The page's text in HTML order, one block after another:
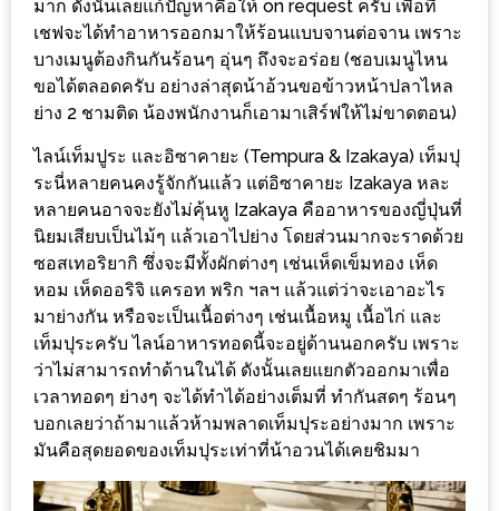
200
บาท
ชี้
อร่อย
ตาม
รอย
น้า
อ้วน
ชวน
หิว
น้า
มาก ดังนั้นเลยแก้ปัญหาคือให้ on request ครับ เพื่อที่
เชฟจะได้ทำอาหารออกมาให้ร้อนแบบจานต่อจาน เพราะ
บางเมนูต้องกินกันร้อนๆ อุ่นๆ ถึงจะอร่อย (ชอบเมนูไหน
ขอได้ตลอดครับ อย่างล่าสุดน้าอ้วนขอข้าวหน้าปลาไหล
ย่าง 2 ชามติด น้องพนักงานก็เอามาเสิร์ฟให้ไม่ขาดตอน)
ไลน์เท็มปูระ และอิซาคายะ (Tempura & Izakaya) เท็มปุ
ระนี่หลายคนคงรู้จักกันแล้ว แต่อิซาคายะ Izakaya หละ
หลายคนอาจจะยังไม่คุ้นหู Izakaya คืออาหารของญี่ปุ่นที่
นิยมเสียบเป็นไม้ๆ แล้วเอาไปย่าง โดยส่วนมากจะราดด้วย
ซอสเทอริยากิ ซึ่งจะมีทั้งผักต่างๆ เช่นเห็ดเข็มทอง เห็ด
หอม เห็ดออริจิ แครอท พริก ฯลฯ แล้วแต่ว่าจะเอาอะไร
มาย่างกัน หรือจะเป็นเนื้อต่างๆ เช่นเนื้อหมู เนื้อไก่ และ
เท็มปุระครับ ไลน์อาหารทอดนี้จะอยู่ด้านนอกครับ เพราะ
ว่าไม่สามารถทำด้านในได้ ดังนั้นเลยแยกตัวออกมาเพื่อ
เวลาทอดๆ ย่างๆ จะได้ทำได้อย่างเต็มที่ ทำกันสดๆ ร้อนๆ
บอกเลยว่าถ้ามาแล้วห้ามพลาดเท็มปุระอย่างมาก เพราะ
มันคือสุดยอดของเท็มปุระเท่าที่น้าอวนได้เคยชิมมา